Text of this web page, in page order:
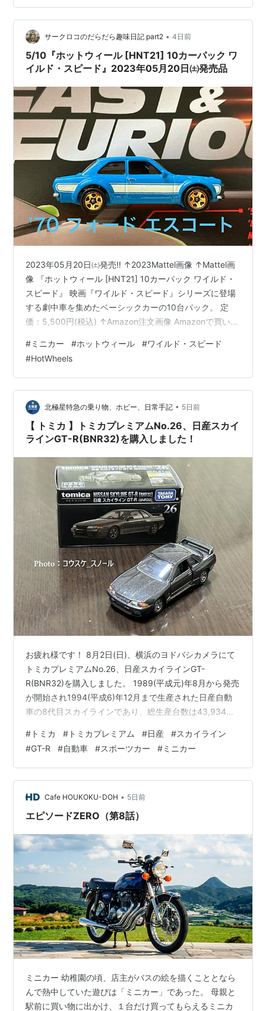
ス’87 ビュイック リーガル GNX’70 フォード エスコート
RS1600アイスチャージャー’2…
サークロコのだらだら趣味日記 part2 • 4日前
5/10『ホットウィール [HNT21] 10カーパック ワ
イルド・スピード』2023年05月20日㈯発売品
2023年05月20日㈯発売‼️ ↑2023Mattel画像 ↑Mattel画
像 『ホットウィール [HNT21] 10カーパック ワイルド・
スピード』 映画『ワイルド・スピード』シリーズに登場
する劇中車を集めたベーシックカーの10台パック。 定
価：5,500円(税込) ↑Amazon注文画像 Amazonで買いま
【車種】日産 スカイライン GT-R ［BNR32］（限
定）’68 ダッジ チャージャー（限定）’95 三菱エクリプ
ス’87 ビュイック リーガル GNX’70 フォード エスコート
RS1600アイスチャージャー’2…
#ミニカー #ホットウィール #ワイルド・スピード
#HotWheels
北極星特急の乗り物、ホビー、日常手記 • 5日前
【 トミカ 】トミカプレミアムNo.26、日産スカイ
ラインGT-R(BNR32)を購入しました！
お疲れ様です！ 8月2日(日)、横浜のヨドバシカメラにて
トミカプレミアムNo.26、日産スカイラインGT-
R(BNR32)を購入しました。 1989(平成元)年8月から発売
が開始され1994(平成6)年12月まで生産された日産自動
車の8代目スカイラインであり、総生産台数は43,934台
ら愛されており、個人的にもBNR32を見てデザインが格
好良く迫力があると感じました。 今回このトミカを買う
ことが出来て良かったです！ ①パッケージ ②車体概説
・前面と右側面 ・後面と左側面 ・ドアは両方開くことが
出来ます。 ③感 想 今回は日産トミカのコレクシ…
# トミカ # トミカプレミアム #日産 #スカイライン
#GT-R #自動車 #スポーツカー #ミニカー
Cafe HOUKOKU-DOH • 5日前
エピソードZERO（第8話）
ミニカー 幼稚園の頃、店主がバスの絵を描くこととなら
んで熱中していた遊びは「ミニカー」であった。 母親と
駅前に買い物に出かけ、１台だけ買ってもらえるミニカ